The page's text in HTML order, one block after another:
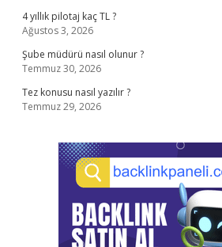
4 yıllık pilotaj kaç TL ?
Ağustos 3, 2026
Şube müdürü nasıl olunur ?
Temmuz 30, 2026
Tez konusu nasıl yazılır ?
Temmuz 29, 2026